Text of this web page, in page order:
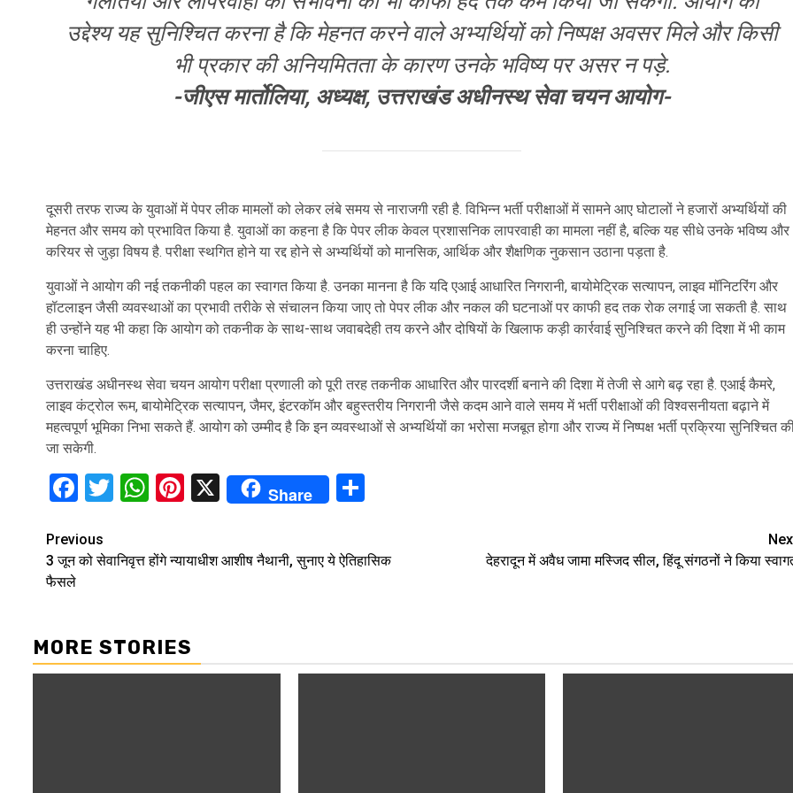
उद्देश्य यह सुनिश्चित करना है कि मेहनत करने वाले अभ्यर्थियों को निष्पक्ष अवसर मिले और किसी
भी प्रकार की अनियमितता के कारण उनके भविष्य पर असर न पड़े.
-जीएस मार्तोलिया, अध्यक्ष, उत्तराखंड अधीनस्थ सेवा चयन आयोग-
दूसरी तरफ राज्य के युवाओं में पेपर लीक मामलों को लेकर लंबे समय से नाराजगी रही है. विभिन्न भर्ती परीक्षाओं में सामने आए घोटालों ने हजारों अभ्यर्थियों की
मेहनत और समय को प्रभावित किया है. युवाओं का कहना है कि पेपर लीक केवल प्रशासनिक लापरवाही का मामला नहीं है, बल्कि यह सीधे उनके भविष्य और
करियर से जुड़ा विषय है. परीक्षा स्थगित होने या रद्द होने से अभ्यर्थियों को मानसिक, आर्थिक और शैक्षणिक नुकसान उठाना पड़ता है.
युवाओं ने आयोग की नई तकनीकी पहल का स्वागत किया है. उनका मानना है कि यदि एआई आधारित निगरानी, बायोमेट्रिक सत्यापन, लाइव मॉनिटरिंग और
हॉटलाइन जैसी व्यवस्थाओं का प्रभावी तरीके से संचालन किया जाए तो पेपर लीक और नकल की घटनाओं पर काफी हद तक रोक लगाई जा सकती है. साथ
ही उन्होंने यह भी कहा कि आयोग को तकनीक के साथ-साथ जवाबदेही तय करने और दोषियों के खिलाफ कड़ी कार्रवाई सुनिश्चित करने की दिशा में भी काम
करना चाहिए.
उत्तराखंड अधीनस्थ सेवा चयन आयोग परीक्षा प्रणाली को पूरी तरह तकनीक आधारित और पारदर्शी बनाने की दिशा में तेजी से आगे बढ़ रहा है. एआई कैमरे,
लाइव कंट्रोल रूम, बायोमेट्रिक सत्यापन, जैमर, इंटरकॉम और बहुस्तरीय निगरानी जैसे कदम आने वाले समय में भर्ती परीक्षाओं की विश्वसनीयता बढ़ाने में
महत्वपूर्ण भूमिका निभा सकते हैं. आयोग को उम्मीद है कि इन व्यवस्थाओं से अभ्यर्थियों का भरोसा मजबूत होगा और राज्य में निष्पक्ष भर्ती प्रक्रिया सुनिश्चित
जा सकेगी.
Facebook
Twitter
WhatsApp
Pinterest
X Share
Continue
Reading
Previous
3 जून को सेवानिवृत्त होंगे न्यायाधीश आशीष नैथानी, सुनाए ये ऐतिहासिक
फैसले
देहरादून में अवैध जामा मस्जिद सील, हिंदू संगठनों ने किया
MORE STORIES